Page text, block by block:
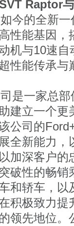
Raptor
今的全新
性能基因
机与10速
性能传承
是一家总
建立一个
公司的
全新能力
加深客户
破性的畅
和轿车，
积极致力
领先地位